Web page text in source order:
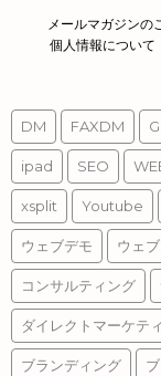
メールマガジンの
個人情報について
DM FAXDM
ipad SEO
xsplit Youtube
ウェブデモ ウェ
コンサルティング
ダイレクトマーケテ
ブランディング